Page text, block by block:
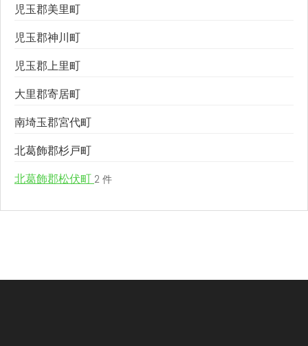
児玉郡美里町
児玉郡神川町
児玉郡上里町
大里郡寄居町
南埼玉郡宮代町
北葛飾郡杉戸町
北葛飾郡松伏町 2 件